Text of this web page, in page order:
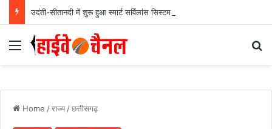
Menu
Home /राज्य /छत्तीसगढ़